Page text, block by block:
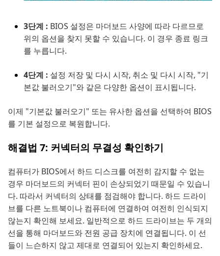
3단계 : BIOS 설정은 마더보드 사양에 따라 다르므로
위의 옵션을 찾지 못할 수 있습니다. 이 경우 종료 링크
를 누릅니다.
4단계 : 설정 저장 및 다시 시작, 취소 및 다시 시작, "기
본값 불러오기"와 같은 다양한 옵션이 표시됩니다.
이제 "기본값 불러오기" 또는 유사한 옵션을 선택하여 BIOS
를 기본 설정으로 복원합니다.
해결법 7: 커넥터의 무결성 확인하기
컴퓨터가 BIOS에서 하드 디스크를 여전히 감지할 수 없는
경우 마더보드의 커넥터 핀이 손상되었기 때문일 수 있습니
다. 따라서 커넥터의 상태를 점검해야 합니다. 하드 드라이
브를 다른 노트북이나 컴퓨터에 연결하여 여전히 인식되지
않는지 확인해 보세요. 일반적으로 하드 드라이브는 두 개의
선을 통해 마더보드와 전원 공급 장치에 연결됩니다. 이 선
들이 느슨하지 않고 제대로 연결되어 있는지 확인하세요.